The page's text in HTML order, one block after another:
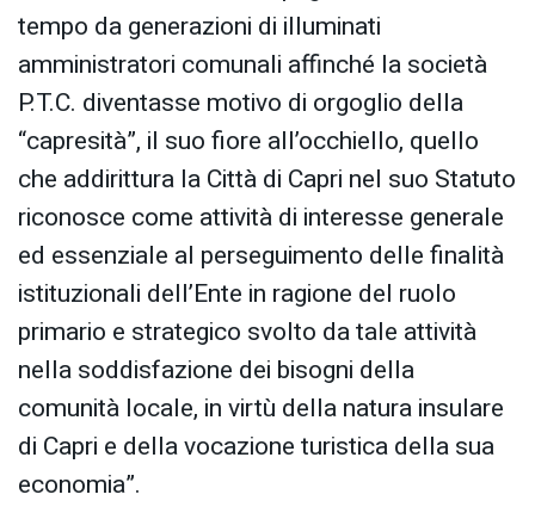
tempo da generazioni di illuminati
amministratori comunali affinché la società
P.T.C. diventasse motivo di orgoglio della
“capresità”, il suo fiore all’occhiello, quello
che addirittura la Città di Capri nel suo Statuto
riconosce come attività di interesse generale
ed essenziale al perseguimento delle finalità
istituzionali dell’Ente in ragione del ruolo
primario e strategico svolto da tale attività
nella soddisfazione dei bisogni della
comunità locale, in virtù della natura insulare
di Capri e della vocazione turistica della sua
economia”.